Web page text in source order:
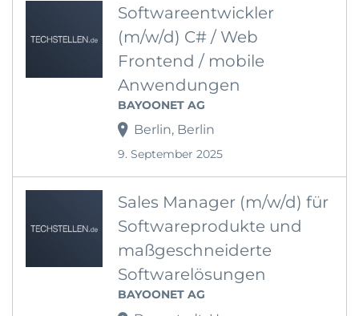
Softwareentwickler
(m/w/d) C# / Web
Frontend / mobile
Anwendungen
BAYOONET AG
Berlin, Berlin
9. September 2025
Sales Manager (m/w/d) für
Softwareprodukte und
maßgeschneiderte
Softwarelösungen
BAYOONET AG